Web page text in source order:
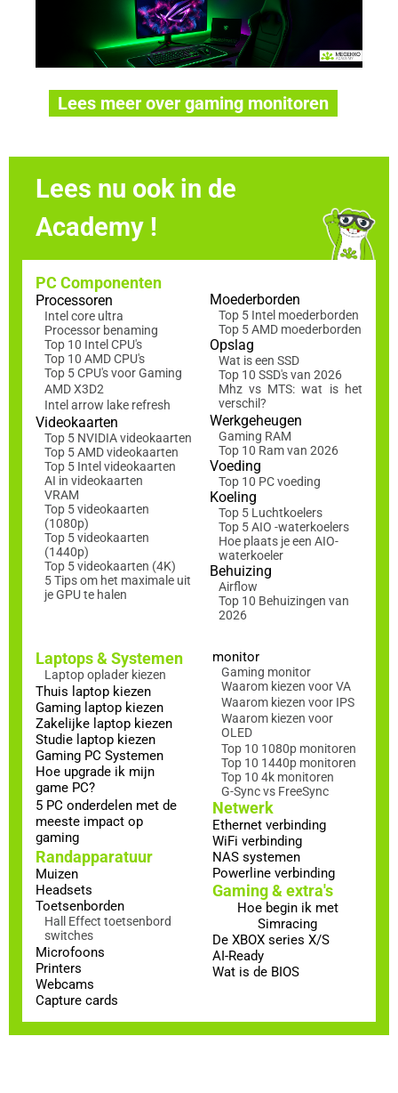
Lees meer over gaming monitoren
Lees nu ook in de
Academy !
PC Componenten
Processoren
Intel core ultra
Processor benaming
Top 10 Intel CPU's
Top 10 AMD CPU's
Top 5 CPU's voor Gaming
AMD X3D2
Intel arrow lake refresh
Videokaarten
Top 5 NVIDIA videokaarten
Top 5 AMD videokaarten
Top 5 Intel videokaarten
AI in videokaarten
VRAM
Top 5 videokaarten
(1080p)
Top 5 videokaarten
(1440p)
Top 5 videokaarten (4K)
5 Tips om het maximale uit
je GPU te halen
Moederborden
Top 5 Intel moederborden
Top 5 AMD moederborden
Opslag
Wat is een SSD
Top 10 SSD's van 2026
Mhz vs MTS: wat is het
verschil?
Werkgeheugen
Gaming RAM
Top 10 Ram van 2026
Voeding
Top 10 PC voeding
Koeling
Top 5 Luchtkoelers
Top 5 AIO -waterkoelers
Hoe plaats je een AIO-
waterkoeler
Behuizing
Airflow
Top 10 Behuizingen van
2026
Laptops & Systemen
Laptop oplader kiezen
Thuis laptop kiezen
Gaming laptop kiezen
Zakelijke laptop kiezen
Studie laptop kiezen
Gaming PC Systemen
Hoe upgrade ik mijn
game PC?
5 PC onderdelen met de
meeste impact op
gaming
Randapparatuur
Muizen
Headsets
Toetsenborden
Hall Effect toetsenbord
switches
Microfoons
Printers
Webcams
Capture cards
monitor
Gaming monitor
Waarom kiezen voor VA
Waarom kiezen voor IPS
Waarom kiezen voor
OLED
Top 10 1080p monitoren
Top 10 1440p monitoren
Top 10 4k monitoren
G-Sync vs FreeSync
Netwerk
Ethernet verbinding
WiFi verbinding
NAS systemen
Powerline verbinding
Gaming & extra's
Hoe begin ik met
Simracing
De XBOX series X/S
AI-Ready
Wat is de BIOS